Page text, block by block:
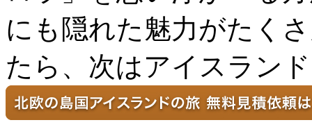
にも隠れた魅力がたく
たら、次はアイスラン